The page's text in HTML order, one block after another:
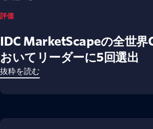
評価
IDC MarketScapeの全世界
おいてリーダーに5回選出
抜粋を読む